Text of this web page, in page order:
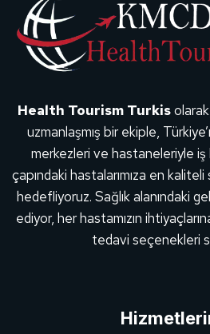
Health Tourism Turkis
uzmanlaşmış bir ekiple,
merkezleri ve hastaneleriyle iş
çapındaki hastalarımıza en kaliteli
hedefliyoruz. Sağlık alanındaki
ediyor, her hastamızın
tedavi seçenekleri